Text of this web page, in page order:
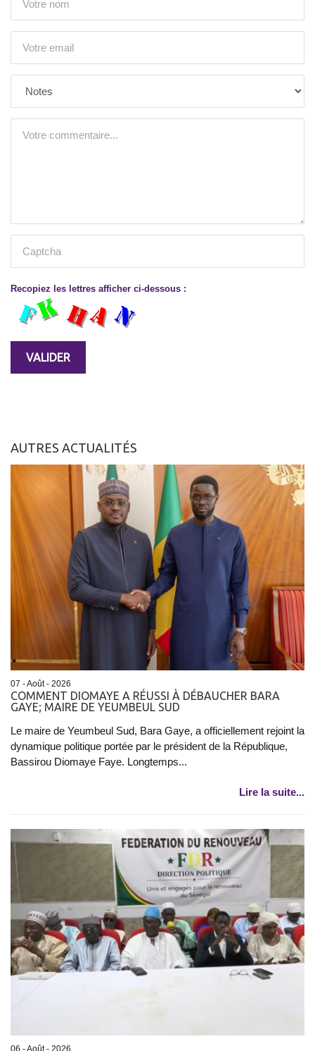
Recopiez les lettres afficher ci-dessous :
AUTRES ACTUALITÉS
07 - Août - 2026
COMMENT DIOMAYE A RÉUSSI À DÉBAUCHER BARA
GAYE; MAIRE DE YEUMBEUL SUD
Le maire de Yeumbeul Sud, Bara Gaye, a officiellement rejoint la
dynamique politique portée par le président de la République,
Bassirou Diomaye Faye. Longtemps...
Lire la suite...
06 - Août - 2026